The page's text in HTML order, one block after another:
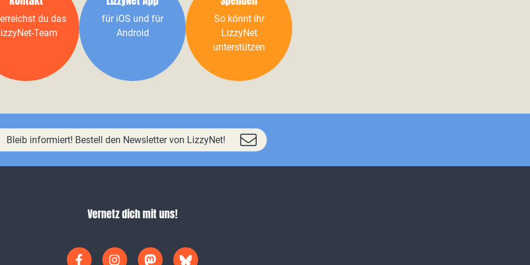
du das
Team
für iOS und für
Android
So könnt ihr
LizzyNet
unterstützen
Bleib informiert! Bestell den Newsletter von LizzyNet!
Vernetz dich mit uns!